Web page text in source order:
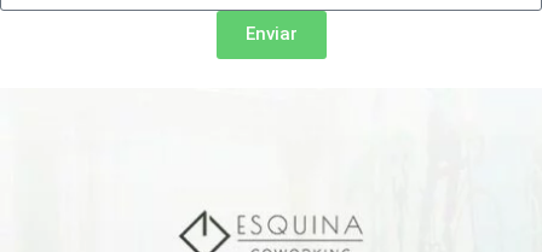
Enviar